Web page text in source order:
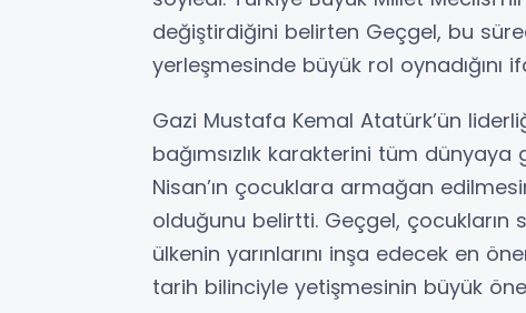
değiştirdiğini belirten Geçgel, bu
yerleşmesinde büyük rol oynadığını
Gazi Mustafa Kemal Atatürk’ün
bağımsızlık karakterini tüm
Nisan’ın çocuklara armağan
olduğunu belirtti. Geçgel,
ülkenin yarınlarını inşa edecek en
tarih bilinciyle yetişmesinin büyük